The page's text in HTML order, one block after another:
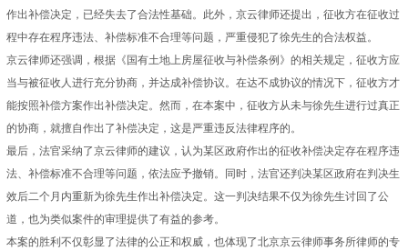
作出补偿决定，已经失去了合法性基础。此外，京云律师还提出，征收方在征收过
程中存在程序违法、补偿标准不合理等问题，严重侵犯了徐先生的合法权益。
京云律师还强调，根据《国有土地上房屋征收与补偿条例》的相关规定，征收方应
当与被征收人进行充分协商，并达成补偿协议。在达不成协议的情况下，征收方才
能按照补偿方案作出补偿决定。然而，在本案中，征收方从未与徐先生进行过真正
的协商，就擅自作出了补偿决定，这是严重违反法律程序的。
最后，法官采纳了京云律师的建议，认为某区政府作出的征收补偿决定存在程序违
法、补偿标准不合理等问题，依法应予撤销。同时，法官还判决某区政府在判决生
效后二个月内重新为徐先生作出补偿决定。这一判决结果不仅为徐先生讨回了公
道，也为类似案件的审理提供了有益的参考。
本案的胜利不仅彰显了法律的公正和权威，也体现了北京京云律师事务所律师的专